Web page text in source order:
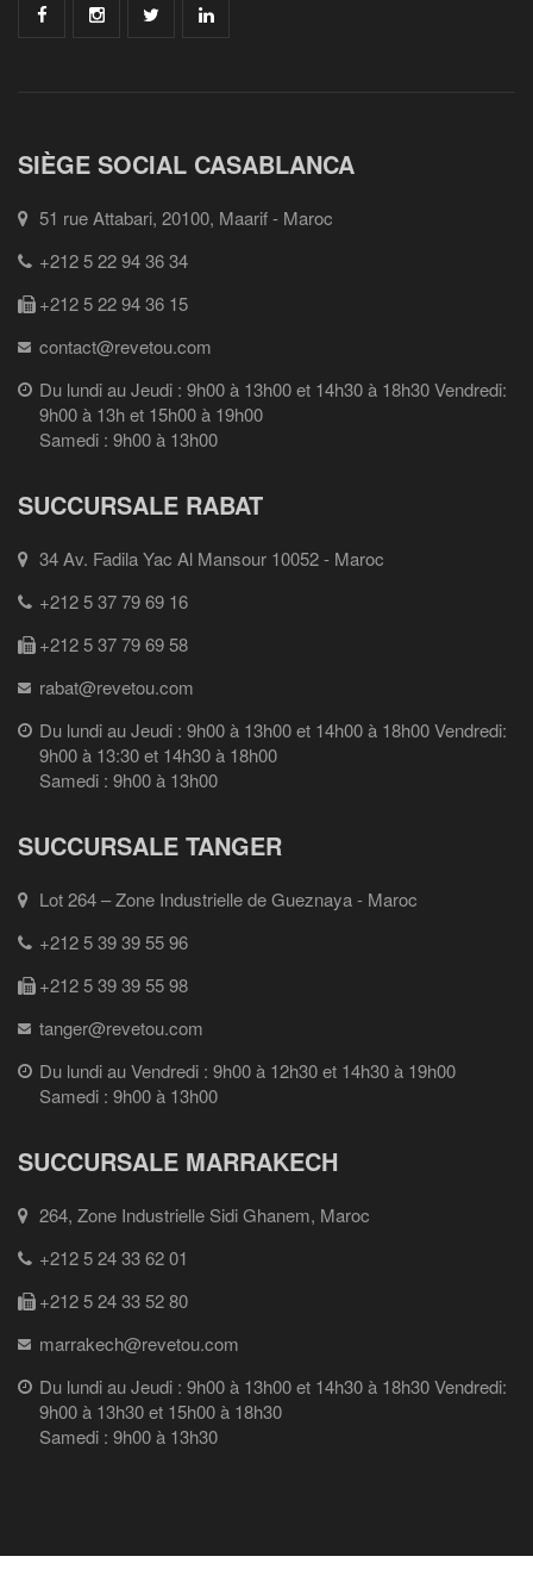
SIÈGE SOCIAL CASABLANCA
51 rue Attabari, 20100, Maarif - Maroc
+212 5 22 94 36 34
+212 5 22 94 36 15
contact@revetou.com
Du lundi au Jeudi : 9h00 à 13h00 et 14h30 à 18h30 Vendredi:
9h00 à 13h et 15h00 à 19h00
Samedi : 9h00 à 13h00
SUCCURSALE RABAT
34 Av. Fadila Yac Al Mansour 10052 - Maroc
+212 5 37 79 69 16
+212 5 37 79 69 58
rabat@revetou.com
Du lundi au Jeudi : 9h00 à 13h00 et 14h00 à 18h00 Vendredi:
9h00 à 13:30 et 14h30 à 18h00
Samedi : 9h00 à 13h00
SUCCURSALE TANGER
Lot 264 – Zone Industrielle de Gueznaya - Maroc
+212 5 39 39 55 96
+212 5 39 39 55 98
tanger@revetou.com
Du lundi au Vendredi : 9h00 à 12h30 et 14h30 à 19h00
Samedi : 9h00 à 13h00
SUCCURSALE MARRAKECH
264, Zone Industrielle Sidi Ghanem, Maroc
+212 5 24 33 62 01
+212 5 24 33 52 80
marrakech@revetou.com
Du lundi au Jeudi : 9h00 à 13h00 et 14h30 à 18h30 Vendredi:
9h00 à 13h30 et 15h00 à 18h30
Samedi : 9h00 à 13h30